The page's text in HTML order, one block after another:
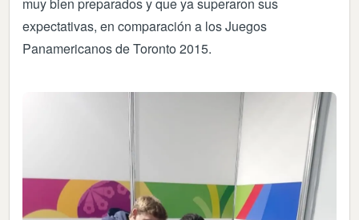
muy bien preparados y que ya superaron sus
expectativas, en comparación a los Juegos
Panamericanos de Toronto 2015.